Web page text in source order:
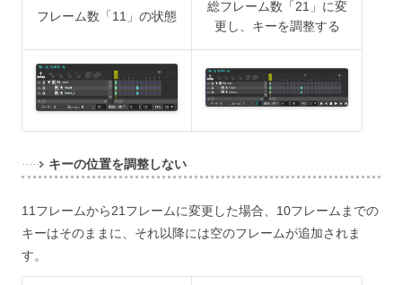
フレーム数「11」の状態
総フレーム数「21」に変
更し、キーを調整する
キーの位置を調整しない
11フレームから21フレームに変更した場合、10フレームまでの
キーはそのままに、それ以降には空のフレームが追加されま
す。